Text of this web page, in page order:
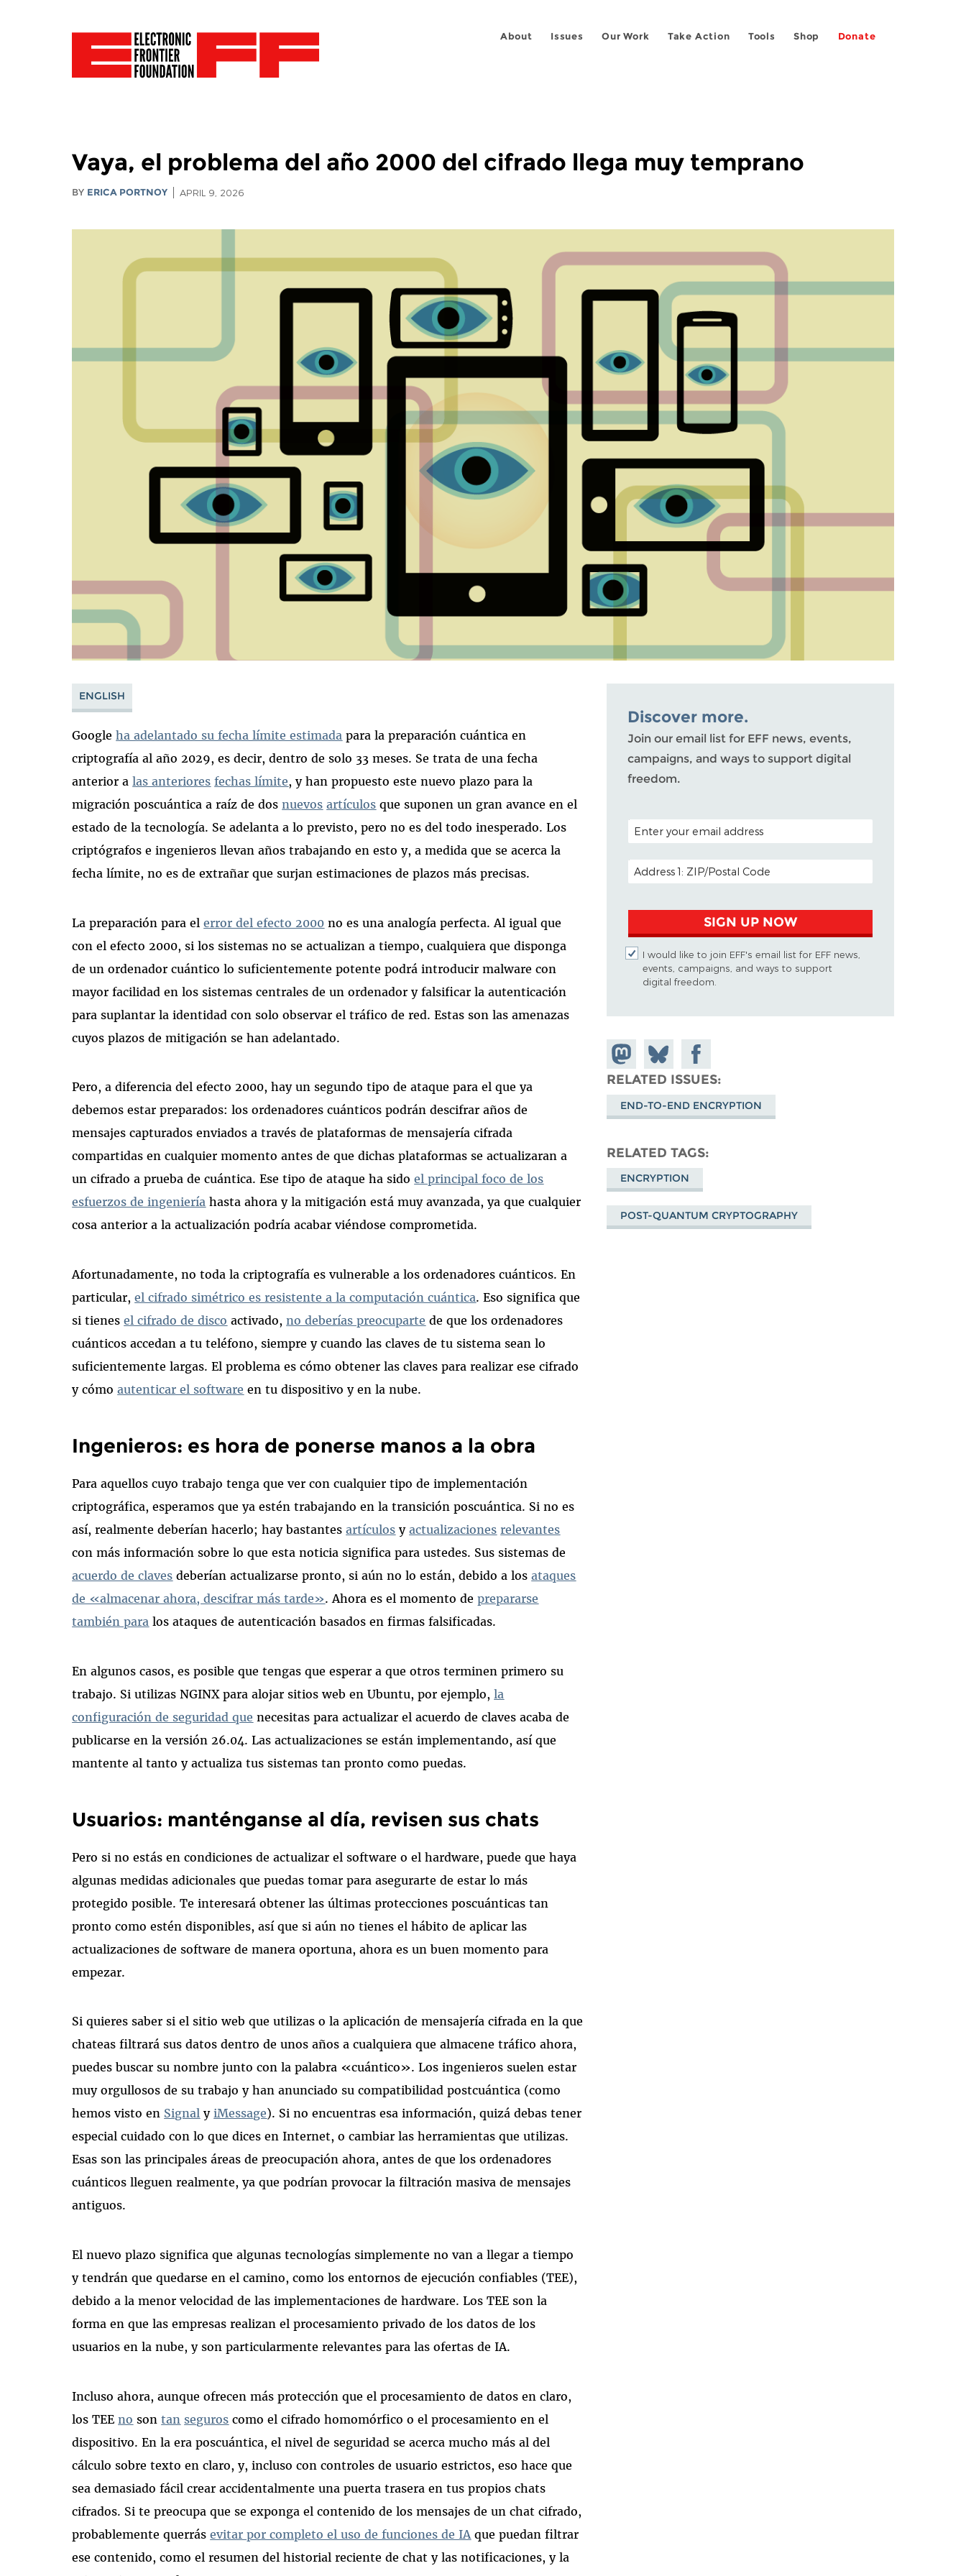
About Issues Our Work Take Action Tools Shop Donate
Vaya, el problema del año 2000 del cifrado llega muy temprano
BY ERICA PORTNOY APRIL 9, 2026
ENGLISH
Googleha adelantado su fecha límite estimada para la preparación cuántica en
criptografía al año 2029, es decir, dentro de solo 33 meses. Se trata de una fecha
anterior alas anteriores fechas límite, y han propuesto este nuevo plazo para la
migración poscuántica a raíz de dosnuevos artículos que suponen un gran avance en el
estado de la tecnología. Se adelanta a lo previsto, pero no es del todo inesperado. Los
criptógrafos e ingenieros llevan años trabajando en esto y, a medida que se acerca la
fecha límite, no es de extrañar que surjan estimaciones de plazos más precisas.
La preparación para elerror del efecto 2000 no es una analogía perfecta. Al igual que
con el efecto 2000, si los sistemas no se actualizan a tiempo, cualquiera que disponga
de un ordenador cuántico lo suficientemente potente podrá introducir malware con
mayor facilidad en los sistemas centrales de un ordenador y falsificar la autenticación
para suplantar la identidad con solo observar el tráfico de red. Estas son las amenazas
cuyos plazos de mitigación se han adelantado.
Pero, a diferencia del efecto 2000, hay un segundo tipo de ataque para el que ya
debemos estar preparados: los ordenadores cuánticos podrán descifrar años de
mensajes capturados enviados a través de plataformas de mensajería cifrada
compartidas en cualquier momento antes de que dichas plataformas se actualizaran a
un cifrado a prueba de cuántica. Ese tipo de ataque ha sidoel principal foco de los
esfuerzos de ingeniería hasta ahora y la mitigación está muy avanzada, ya que cualquier
cosa anterior a la actualización podría acabar viéndose comprometida.
Afortunadamente, no toda la criptografía es vulnerable a los ordenadores cuánticos. En
particular,el cifrado simétrico es resistente a la computación cuántica. Eso significa que
si tienesel cifrado de disco activado,no deberías preocuparte de que los ordenadores
cuánticos accedan a tu teléfono, siempre y cuando las claves de tu sistema sean lo
suficientemente largas. El problema es cómo obtener las claves para realizar ese cifrado
y cómoautenticar el software en tu dispositivo y en la nube.
Ingenieros: es hora de ponerse manos a la obra
Para aquellos cuyo trabajo tenga que ver con cualquier tipo de implementación
criptográfica, esperamos que ya estén trabajando en la transición poscuántica. Si no es
así, realmente deberían hacerlo; hay bastantesartículos yactualizaciones relevantes
con más información sobre lo que esta noticia significa para ustedes. Sus sistemas de
acuerdo de claves deberían actualizarse pronto, si aún no lo están, debido a losataques
de «almacenar ahora, descifrar más tarde». Ahora es el momento deprepararse
también para los ataques de autenticación basados en firmas falsificadas.
En algunos casos, es posible que tengas que esperar a que otros terminen primero su
trabajo. Si utilizas NGINX para alojar sitios web en Ubuntu, por ejemplo,la
configuración de seguridad que necesitas para actualizar el acuerdo de claves acaba de
publicarse en la versión 26.04. Las actualizaciones se están implementando, así que
mantente al tanto y actualiza tus sistemas tan pronto como puedas.
Usuarios: manténganse al día, revisen sus chats
Pero si no estás en condiciones de actualizar el software o el hardware, puede que haya
algunas medidas adicionales que puedas tomar para asegurarte de estar lo más
protegido posible. Te interesará obtener las últimas protecciones poscuánticas tan
pronto como estén disponibles, así que si aún no tienes el hábito de aplicar las
actualizaciones de software de manera oportuna, ahora es un buen momento para
empezar.
Si quieres saber si el sitio web que utilizas o la aplicación de mensajería cifrada en la que
chateas filtrará sus datos dentro de unos años a cualquiera que almacene tráfico ahora,
puedes buscar su nombre junto con la palabra «cuántico». Los ingenieros suelen estar
muy orgullosos de su trabajo y han anunciado su compatibilidad postcuántica (como
hemos visto en Signal yiMessage). Si no encuentras esa información, quizá debas tener
especial cuidado con lo que dices en Internet, o cambiar las herramientas que utilizas.
Esas son las principales áreas de preocupación ahora, antes de que los ordenadores
cuánticos lleguen realmente, ya que podrían provocar la filtración masiva de mensajes
antiguos.
El nuevo plazo significa que algunas tecnologías simplemente no van a llegar a tiempo
y tendrán que quedarse en el camino, como los entornos de ejecución confiables (TEE),
debido a la menor velocidad de las implementaciones de hardware. Los TEE son la
forma en que las empresas realizan el procesamiento privado de los datos de los
usuarios en la nube, y son particularmente relevantes para las ofertas de IA.
Incluso ahora, aunque ofrecen más protección que el procesamiento de datos en claro,
los TEEno sontan seguros como el cifrado homomórfico o el procesamiento en el
dispositivo. En la era poscuántica, el nivel de seguridad se acerca mucho más al del
cálculo sobre texto en claro, y, incluso con controles de usuario estrictos, eso hace que
sea demasiado fácil crear accidentalmente una puerta trasera en tus propios chats
cifrados. Si te preocupa que se exponga el contenido de los mensajes de un chat cifrado,
probablemente querrásevitar por completo el uso de funciones de IA que puedan filtrar
ese contenido, como el resumen del historial reciente de chat y las notificaciones, y la
Discover more.
Join our email list for EFF news, events,
campaigns, and ways to support digital
freedom.
POSTAL CODE (OPTIONAL)
EMAIL ADDRESS
SIGN UP NOW
I would like to join EFF's email list for EFF news,
events, campaigns, and ways to support
digital freedom.
Share on
Mastodon
Share
on
Bluesky
Share on
Facebook
RELATED ISSUES
END-TO-END ENCRYPTION
RELATED TAGS
ENCRYPTION
POST-QUANTUM CRYPTOGRAPHY